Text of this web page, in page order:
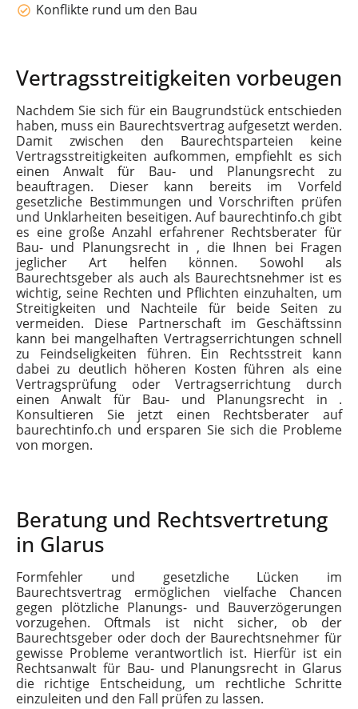
Konflikte rund um den Bau
Vertragsstreitigkeiten vorbeugen
Nachdem Sie sich für ein Baugrundstück entschieden
haben, muss ein Baurechtsvertrag aufgesetzt werden.
Damit zwischen den Baurechtsparteien keine
Vertragsstreitigkeiten aufkommen, empfiehlt es sich
einen Anwalt für Bau- und Planungsrecht zu
beauftragen. Dieser kann bereits im Vorfeld
gesetzliche Bestimmungen und Vorschriften prüfen
und Unklarheiten beseitigen. Auf baurechtinfo.ch gibt
es eine große Anzahl erfahrener Rechtsberater für
Bau- und Planungsrecht in , die Ihnen bei Fragen
jeglicher Art helfen können. Sowohl als
Baurechtsgeber als auch als Baurechtsnehmer ist es
wichtig, seine Rechten und Pflichten einzuhalten, um
Streitigkeiten und Nachteile für beide Seiten zu
vermeiden. Diese Partnerschaft im Geschäftssinn
kann bei mangelhaften Vertragserrichtungen schnell
zu Feindseligkeiten führen. Ein Rechtsstreit kann
dabei zu deutlich höheren Kosten führen als eine
Vertragsprüfung oder Vertragserrichtung durch
einen Anwalt für Bau- und Planungsrecht in .
Konsultieren Sie jetzt einen Rechtsberater auf
baurechtinfo.ch und ersparen Sie sich die Probleme
von morgen.
Beratung und Rechtsvertretung
in Glarus
Formfehler und gesetzliche Lücken im
Baurechtsvertrag ermöglichen vielfache Chancen
gegen plötzliche Planungs- und Bauverzögerungen
vorzugehen. Oftmals ist nicht sicher, ob der
Baurechtsgeber oder doch der Baurechtsnehmer für
gewisse Probleme verantwortlich ist. Hierfür ist ein
Rechtsanwalt für Bau- und Planungsrecht in Glarus
die richtige Entscheidung, um rechtliche Schritte
einzuleiten und den Fall prüfen zu lassen.